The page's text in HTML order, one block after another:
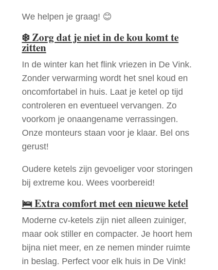
We helpen je graag! 😊
❄️Zorg dat je niet in de kou komt te
zitten
In de winter kan het flink vriezen in De Vink.
Zonder verwarming wordt het snel koud en
oncomfortabel in huis. Laat je ketel op tijd
controleren en eventueel vervangen. Zo
voorkom je onaangename verrassingen.
Onze monteurs staan voor je klaar. Bel ons
gerust!
Oudere ketels zijn gevoeliger voor storingen
bij extreme kou. Wees voorbereid!
🛌Extra comfort met een nieuwe ketel
Moderne cv-ketels zijn niet alleen zuiniger,
maar ook stiller en compacter. Je hoort hem
bijna niet meer, en ze nemen minder ruimte
in beslag. Perfect voor elk huis in De Vink!